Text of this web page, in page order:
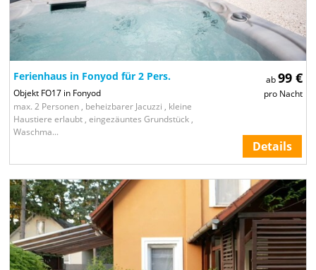
ab99 €
pro Nacht
Ferienhaus in Fonyod für 2 Pers.
Objekt FO17 in Fonyod
max. 2 Personen , beheizbarer Jacuzzi , kleine
Haustiere erlaubt , eingezäuntes Grundstück ,
Waschma...
Details